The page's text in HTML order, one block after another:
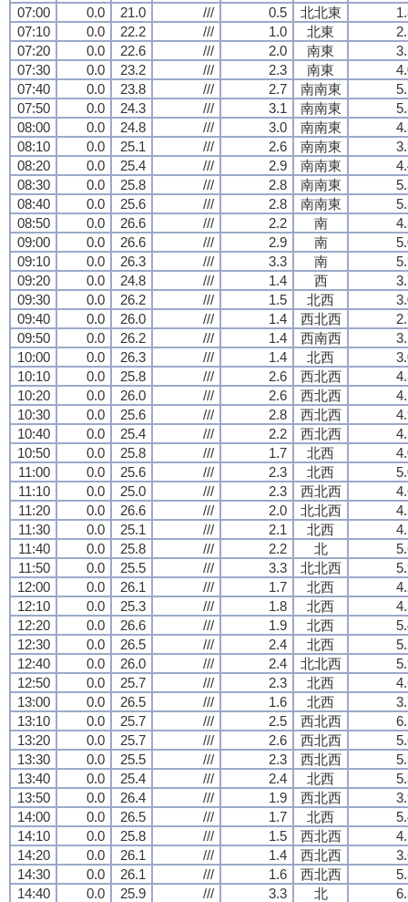
07:00
0.0 21.0 /// 0.5 北北東
07:10
0.0 22.2 /// 1.0 北東
07:20
0.0 22.6 /// 2.0 南東
07:30
0.0 23.2 /// 2.3 南東
07:40
0.0 23.8 /// 2.7 南南東
07:50
0.0 24.3 /// 3.1 南南東
08:00
0.0 24.8 /// 3.0 南南東
08:10
0.0 25.1 /// 2.6 南南東
08:20
0.0 25.4 /// 2.9 南南東
08:30
0.0 25.8 /// 2.8 南南東
08:40
0.0 25.6 /// 2.8 南南東
08:50
0.0 26.6 /// 2.2 南
09:00
0.0 26.6 /// 2.9 南
09:10
0.0 26.3 /// 3.3 南
09:20
0.0 24.8 /// 1.4 西
09:30
0.0 26.2 /// 1.5 北西
09:40
0.0 26.0 /// 1.4 西北西
09:50
0.0 26.2 /// 1.4 西南西
10:00
0.0 26.3 /// 1.4 北西
10:10
0.0 25.8 /// 2.6 西北西
10:20
0.0 26.0 /// 2.6 西北西
10:30
0.0 25.6 /// 2.8 西北西
10:40
0.0 25.4 /// 2.2 西北西
10:50
0.0 25.8 /// 1.7 北西
11:00
0.0 25.6 /// 2.3 北西
11:10
0.0 25.0 /// 2.3 西北西
11:20
0.0 26.6 /// 2.0 北北西
11:30
0.0 25.1 /// 2.1 北西
11:40
0.0 25.8 /// 2.2 北
11:50
0.0 25.5 /// 3.3 北北西
12:00
0.0 26.1 /// 1.7 北西
12:10
0.0 25.3 /// 1.8 北西
12:20
0.0 26.6 /// 1.9 北西
12:30
0.0 26.5 /// 2.4 北西
12:40
0.0 26.0 /// 2.4 北北西
12:50
0.0 25.7 /// 2.3 北西
13:00
0.0 26.5 /// 1.6 北西
13:10
0.0 25.7 /// 2.5 西北西
13:20
0.0 25.7 /// 2.6 西北西
13:30
0.0 25.5 /// 2.3 西北西
13:40
0.0 25.4 /// 2.4 北西
13:50
0.0 26.4 /// 1.9 西北西
14:00
0.0 26.5 /// 1.7 北西
14:10
0.0 25.8 /// 1.5 西北西
14:20
0.0 26.1 /// 1.4 西北西
14:30
0.0 26.1 /// 1.6 西北西
14:40
0.0 25.9 /// 3.3 北